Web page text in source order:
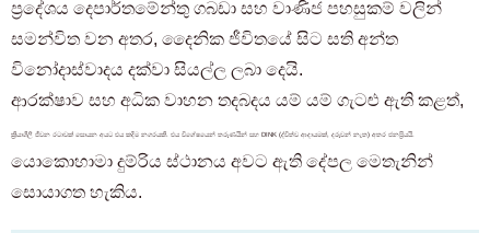
ප්‍රදේශය දෙපාර්තමේන්තු ගබඩා සහ වාණිජ පහසුකම් වලින්
සමන්විත වන අතර, දෛනික ජීවිතයේ සිට සති අන්ත
විනෝදාස්වාදය දක්වා සියල්ල ලබා දෙයි.
ආරක්ෂාව සහ අධික වාහන තදබදය යම් යම් ගැටළු ඇති කළත්,
ක්‍රියාශීලී ජීවන රටාවක් සොයන අයට එය කදිම නගරයකි. එය විශේෂයෙන් තරුණයින් සහ DINK (ද්විත්ව ආදායමක්, දරුවන් නැත) අතර ජනප්‍රියයි.
යොකොහාමා දුම්රිය ස්ථානය අවට ඇති දේපල මෙතැනින්
සොයාගත හැකිය.